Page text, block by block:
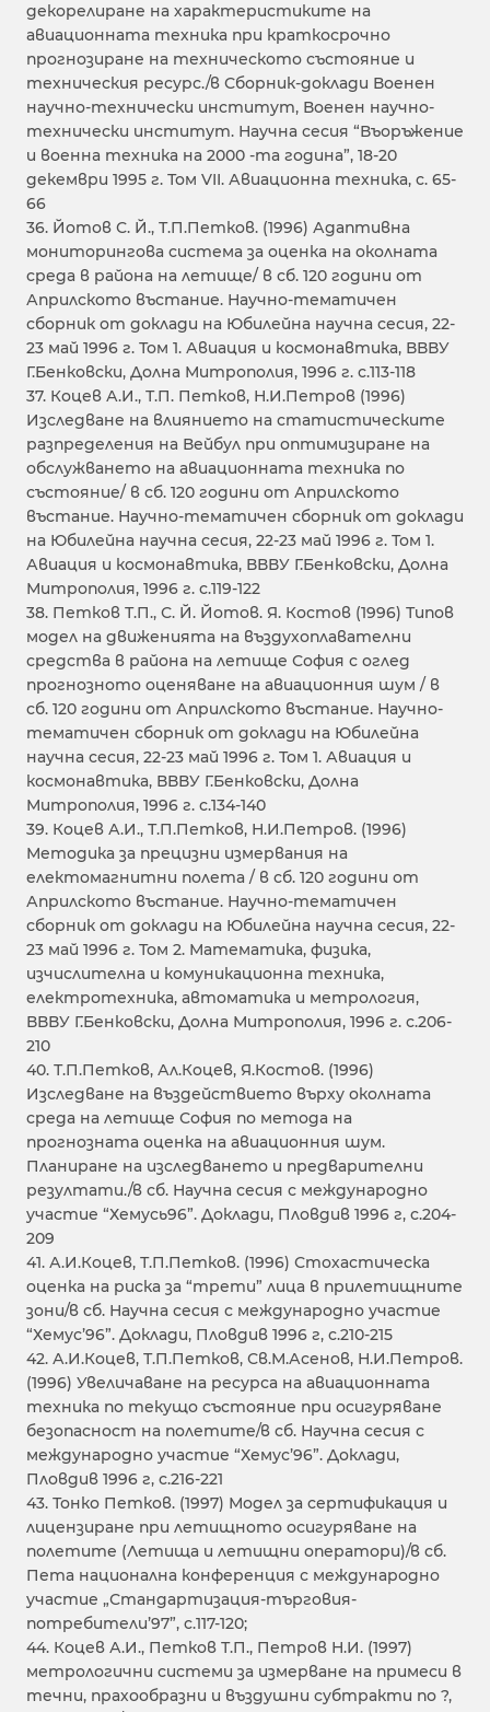
декорелиране на характеристиките на
авиационната техника при краткосрочно
прогнозиране на техническото състояние и
техническия ресурс./в Сборник-доклади Военен
научно-технически институт, Военен научно-
технически институт. Научна сесия “Въоръжение
и военна техника на 2000 -та година”, 18-20
декември 1995 г. Том VII. Авиационна техника, с. 65-
66
36. Йотов С. Й., Т.П.Петков. (1996) Адаптивна
мониторингова система за оценка на околната
среда в района на летище/ в сб. 120 години от
Априлското въстание. Научно-тематичен
сборник от доклади на Юбилейна научна сесия, 22-
23 май 1996 г. Том 1. Авиация и космонавтика, ВВВУ
Г.Бенковски, Долна Митрополия, 1996 г. с.113-118
37. Коцев А.И., Т.П. Петков, Н.И.Петров (1996)
Изследване на влиянието на статистическите
разпределения на Вейбул при оптимизиране на
обслужването на авиационната техника по
състояние/ в сб. 120 години от Априлското
въстание. Научно-тематичен сборник от доклади
на Юбилейна научна сесия, 22-23 май 1996 г. Том 1.
Авиация и космонавтика, ВВВУ Г.Бенковски, Долна
Митрополия, 1996 г. с.119-122
38. Петков Т.П., С. Й. Йотов. Я. Костов (1996) Типов
модел на движенията на въздухоплавателни
средства в района на летище София с оглед
прогнозното оценяване на авиационния шум / в
сб. 120 години от Априлското въстание. Научно-
тематичен сборник от доклади на Юбилейна
научна сесия, 22-23 май 1996 г. Том 1. Авиация и
космонавтика, ВВВУ Г.Бенковски, Долна
Митрополия, 1996 г. с.134-140
39. Коцев А.И., Т.П.Петков, Н.И.Петров. (1996)
Методика за прецизни измервания на
електомагнитни полета / в сб. 120 години от
Априлското въстание. Научно-тематичен
сборник от доклади на Юбилейна научна сесия, 22-
23 май 1996 г. Том 2. Математика, физика,
изчислителна и комуникационна техника,
електротехника, автоматика и метрология,
ВВВУ Г.Бенковски, Долна Митрополия, 1996 г. с.206-
210
40. Т.П.Петков, Ал.Коцев, Я.Костов. (1996)
Изследване на въздействието върху околната
среда на летище София по метода на
прогнозната оценка на авиационния шум.
Планиране на изследването и предварителни
резултати./в сб. Научна сесия с международно
участие “Хемусь96”. Доклади, Пловдив 1996 г, с.204-
209
41. А.И.Коцев, Т.П.Петков. (1996) Стохастическа
оценка на риска за “трети” лица в прилетищните
зони/в сб. Научна сесия с международно участие
“Хемус’96”. Доклади, Пловдив 1996 г, с.210-215
42. А.И.Коцев, Т.П.Петков, Св.М.Асенов, Н.И.Петров.
(1996) Увеличаване на ресурса на авиационната
техника по текущо състояние при осигуряване
безопасност на полетите/в сб. Научна сесия с
международно участие “Хемус’96”. Доклади,
Пловдив 1996 г, с.216-221
43. Тонко Петков. (1997) Модел за сертификация и
лицензиране при летищното осигуряване на
полетите (Летища и летищни оператори)/в сб.
Пета национална конференция с международно
участие „Стандартизация-търговия-
потребители’97”, с.117-120;
44. Коцев А.И., Петков Т.П., Петров Н.И. (1997)
метрологични системи за измерване на примеси в
течни, прахообразни и въздушни субтракти по ?,